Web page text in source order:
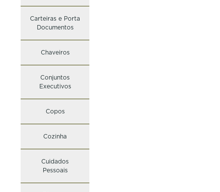
Carteiras e Porta
Documentos
Chaveiros
Conjuntos
Executivos
Copos
Cozinha
Cuidados
Pessoais